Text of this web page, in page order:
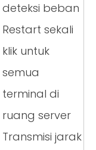
deteksi beban
Restart sekali
klik untuk
semua
terminal di
ruang server
Transmisi jarak